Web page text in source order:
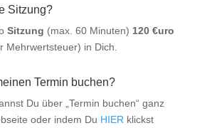
Sitzung?
Sitzung (max. 60 Minuten) 120 €uro
Mehrwertsteuer) in Dich.
Termin buchen?
Du über „Termin buchen“ ganz
oder indem Du HIER klickst